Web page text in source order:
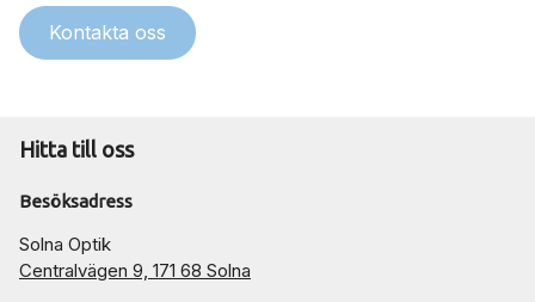
Kontakta oss
Hitta till oss
Besöksadress
Solna Optik
Centralvägen 9, 171 68 Solna